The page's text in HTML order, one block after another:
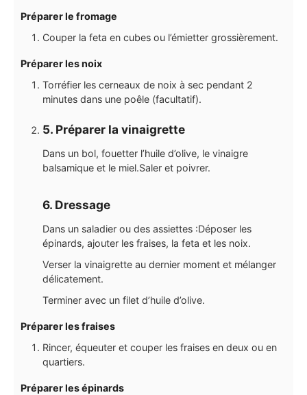
Préparer le fromage
Couper la feta en cubes ou l’émietter grossièrement.
Préparer les noix
Torréfier les cerneaux de noix à sec pendant 2
minutes dans une poêle (facultatif).
5. Préparer la vinaigrette
Dans un bol, fouetter l’huile d’olive, le vinaigre
balsamique et le miel.Saler et poivrer.
6. Dressage
Dans un saladier ou des assiettes :Déposer les
épinards, ajouter les fraises, la feta et les noix.
Verser la vinaigrette au dernier moment et mélanger
délicatement.
Terminer avec un filet d’huile d’olive.
Préparer les fraises
Rincer, équeuter et couper les fraises en deux ou en
quartiers.
Préparer les épinards